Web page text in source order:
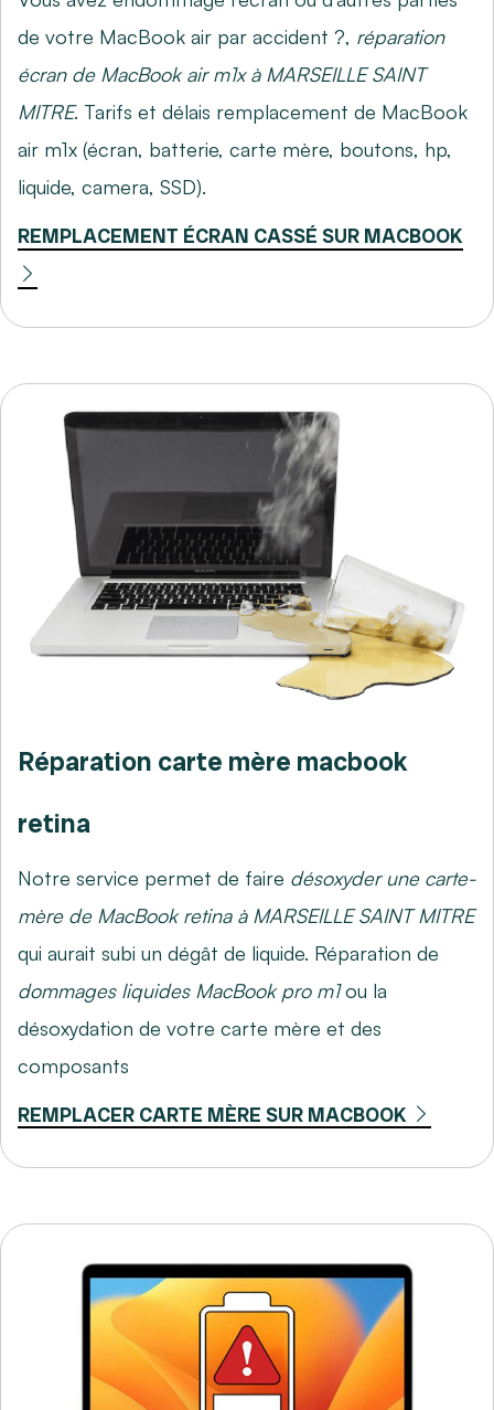
de votre MacBook air par accident ?, réparation
écran de MacBook air m1x à MARSEILLE SAINT
MITRE. Tarifs et délais remplacement de MacBook
air m1x (écran, batterie, carte mère, boutons, hp,
liquide, camera, SSD).
REMPLACEMENT ÉCRAN CASSÉ SUR MACBOOK
Réparation carte mère macbook
retina
Notre service permet de faire désoxyder une carte-
mère de MacBook retina à MARSEILLE SAINT MITRE
qui aurait subi un dégât de liquide. Réparation de
dommages liquides MacBook pro m1ou la
désoxydation de votre carte mère et des
composants
REMPLACER CARTE MÈRE SUR MACBOOK